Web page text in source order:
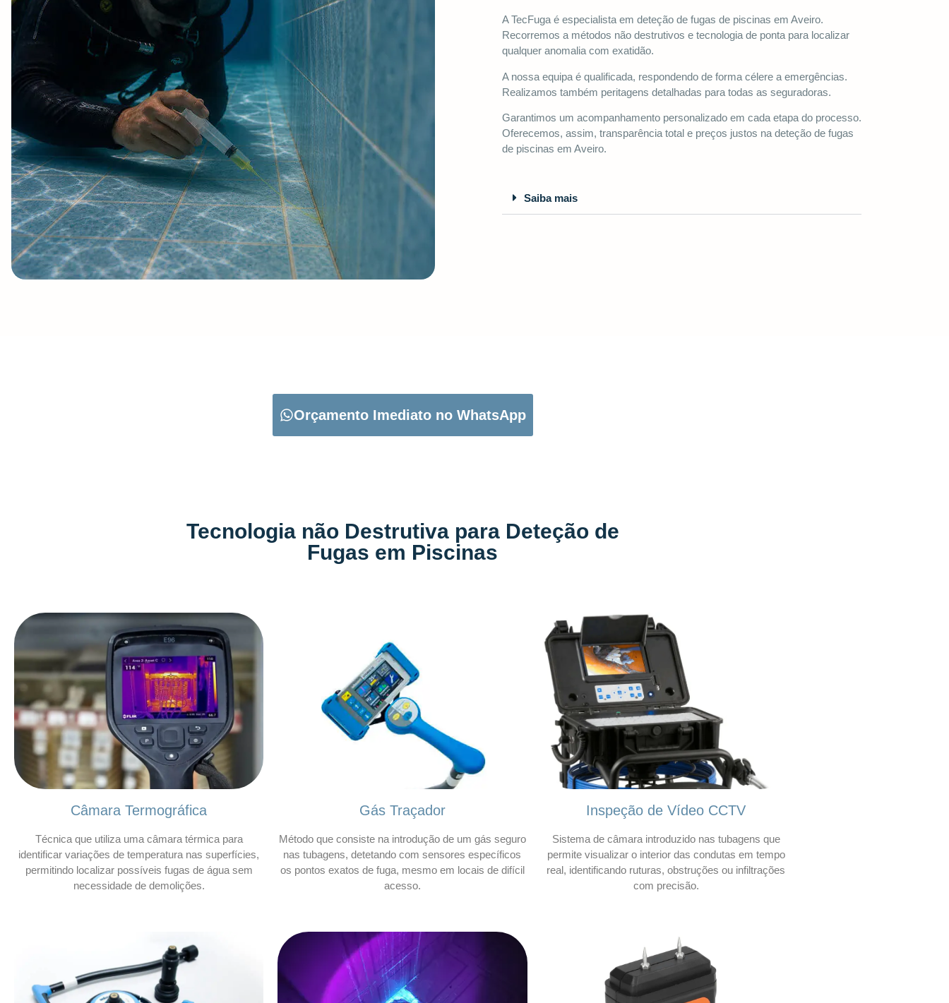
A TecFuga é especialista em deteção de fugas de piscinas em Aveiro.
Recorremos a métodos não destrutivos e tecnologia de ponta para localizar
qualquer anomalia com exatidão.
A nossa equipa é qualificada, respondendo de forma célere a emergências.
Realizamos também peritagens detalhadas para todas as seguradoras.
Garantimos um acompanhamento personalizado em cada etapa do processo.
Oferecemos, assim, transparência total e preços justos na deteção de fugas
de piscinas em Aveiro.
Saiba mais
Orçamento Imediato no WhatsApp
Tecnologia não Destrutiva para Deteção de
Fugas em Piscinas
Câmara Termográfica
Técnica que utiliza uma câmara térmica para
identificar variações de temperatura nas superfícies,
permitindo localizar possíveis fugas de água sem
necessidade de demolições.
Gás Traçador
Método que consiste na introdução de um gás seguro
nas tubagens, detetando com sensores específicos
os pontos exatos de fuga, mesmo em locais de difícil
acesso.
Inspeção de Vídeo CCTV
Sistema de câmara introduzido nas tubagens que
permite visualizar o interior das condutas em tempo
real, identificando ruturas, obstruções ou infiltrações
com precisão.